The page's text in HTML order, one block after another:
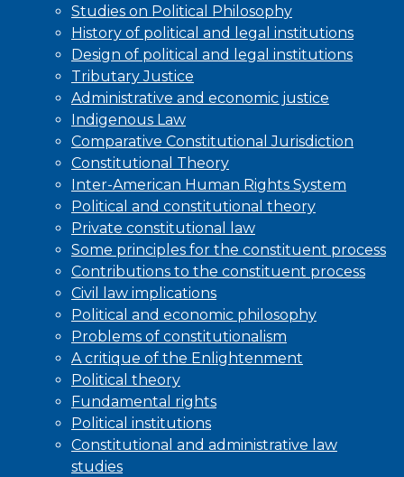
Studies on Political Philosophy
History of political and legal institutions
Design of political and legal institutions
Tributary Justice
Administrative and economic justice
Indigenous Law
Comparative Constitutional Jurisdiction
Constitutional Theory
Inter-American Human Rights System
Political and constitutional theory
Private constitutional law
Some principles for the constituent process
Contributions to the constituent process
Civil law implications
Political and economic philosophy
Problems of constitutionalism
A critique of the Enlightenment
Political theory
Fundamental rights
Political institutions
Constitutional and administrative law
studies